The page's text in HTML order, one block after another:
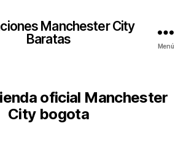
Manchester City
Baratas
Menú
oficial Manchester
City bogota